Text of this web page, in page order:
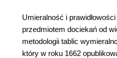
Umieralność i
przedmiotem dociekań od
metodologii tablic
który w roku 1662